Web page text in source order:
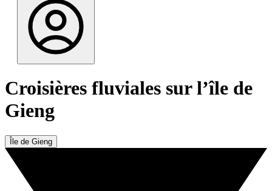
Croisières fluviales sur l’île de
Gieng
Île de Gieng